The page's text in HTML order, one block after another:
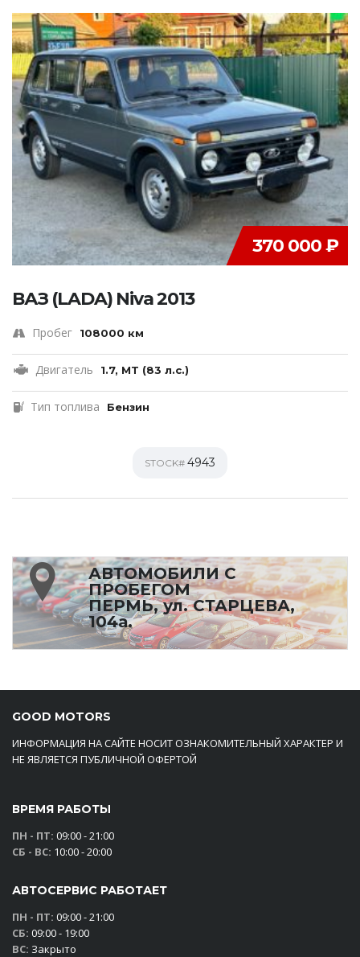
370 000 ₽
ВАЗ (LADA) Niva 2013
Пробег 108000 км
Двигатель 1.7, MT (83 л.с.)
Тип топлива Бензин
STOCK# 4943
АВТОМОБИЛИ С
ПРОБЕГОМ
ПЕРМЬ, ул. СТАРЦЕВА,
104а.
GOOD MOTORS
ИНФОРМАЦИЯ НА САЙТЕ НОСИТ ОЗНАКОМИТЕЛЬНЫЙ ХАРАКТЕР И
НЕ ЯВЛЯЕТСЯ ПУБЛИЧНОЙ ОФЕРТОЙ
ВРЕМЯ РАБОТЫ
ПН - ПТ: 09:00 - 21:00
СБ - ВС: 10:00 - 20:00
АВТОСЕРВИС РАБОТАЕТ
ПН - ПТ: 09:00 - 21:00
СБ: 09:00 - 19:00
ВС: Закрыто